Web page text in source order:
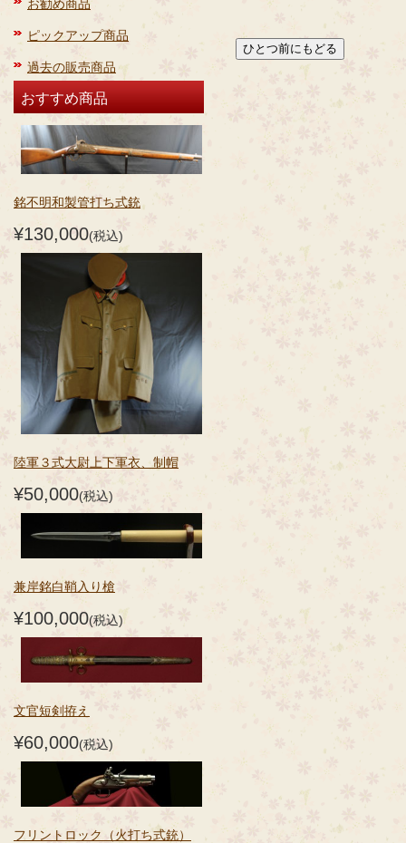
お勧め商品
ピックアップ商品
過去の販売商品
おすすめ商品
銘不明和製管打ち式銃
¥130,000(税込)
陸軍３式大尉上下軍衣、制帽
¥50,000(税込)
兼岸銘白鞘入り槍
¥100,000(税込)
文官短剣拵え
¥60,000(税込)
フリントロック（火打ち式銃）